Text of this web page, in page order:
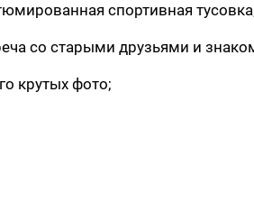
спортивная
со старыми друзьями и
крутых фото;